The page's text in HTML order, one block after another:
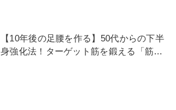
【10年後の足腰を作る】50代からの下半
身強化法！ターゲット筋を鍛える「筋力